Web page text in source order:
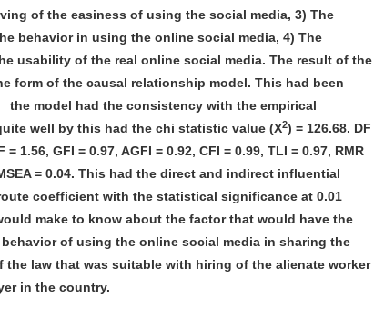
of the easiness of using the social media, 3) The
behavior in using the online social media, 4) The
usability of the real online social media. The result of the
form of the causal relationship model. This had been
model had the consistency with the empirical
well by this had the chi statistic value (X2) = 126.68. DF
= 1.56, GFI = 0.97, AGFI = 0.92, CFI = 0.99, TLI = 0.97, RMR
= 0.04. This had the direct and indirect influential
coefficient with the statistical significance at 0.01
make to know about the factor that would have the
of using the online social media in sharing the
the law that was suitable with hiring of the alienate worker
in the country.